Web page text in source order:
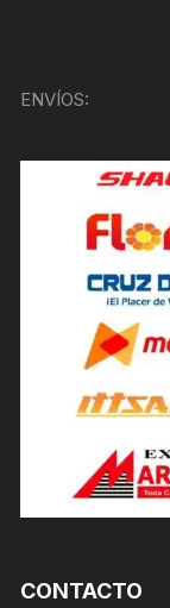
ENVÍOS:
CONTACTO